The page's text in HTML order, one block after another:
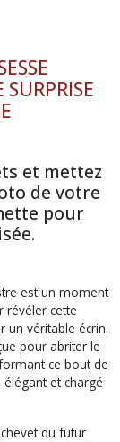
et mettez
de votre
pour
est un moment
révéler cette
un véritable écrin.
pour abriter le
ce bout de
et chargé
du futur